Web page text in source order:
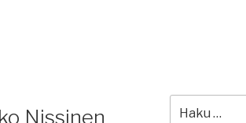
Nissinen